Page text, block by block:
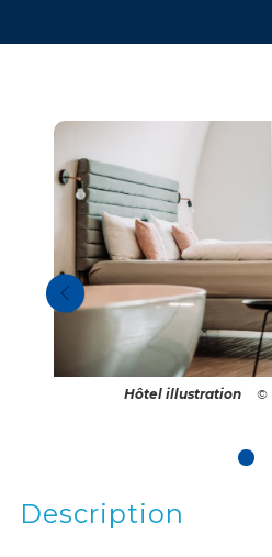
Hôtel illustration
Description